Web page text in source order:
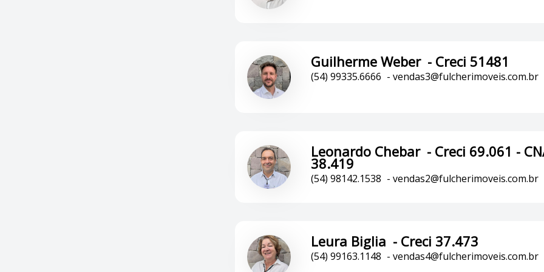
Guilherme Weber - Creci 51481
(54) 99335.6666 - vendas3@fulcherimoveis.com.br
Leonardo Chebar - Creci 69.061 -
38.419
(54) 98142.1538 - vendas2@fulcherimoveis.com.br
Leura Biglia - Creci 37.473
(54) 99163.1148 - vendas4@fulcherimoveis.com.br